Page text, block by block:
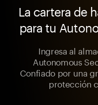
La cartera de
para tu
Ingresa al
Autonomous
Confiado por una
protección